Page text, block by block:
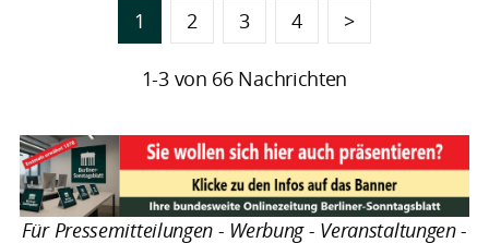
1 2 3 4 >
1-3 von 66 Nachrichten
Für Pressemitteilungen - Werbung - Veranstaltungen -